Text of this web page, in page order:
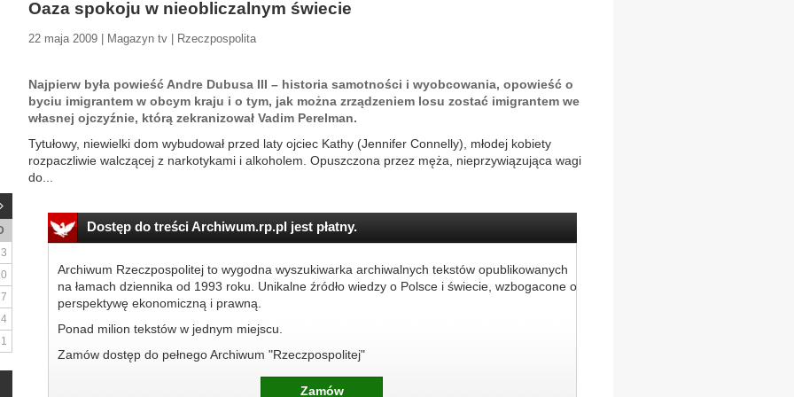
Oaza spokoju w nieobliczalnym świecie
22 maja 2009 | Magazyn tv | Rzeczpospolita
Najpierw była powieść Andre Dubusa III – historia samotności i wyobcowania, opowieść o
byciu imigrantem w obcym kraju i o tym, jak można zrządzeniem losu zostać imigrantem we
własnej ojczyźnie, którą zekranizował Vadim Perelman.
Tytułowy, niewielki dom wybudował przed laty ojciec Kathy (Jennifer Connelly), młodej kobiety
rozpaczliwie walczącej z narkotykami i alkoholem. Opuszczona przez męża, nieprzywiązująca wagi
do...
Dostęp do treści Archiwum.rp.pl jest płatny.
Archiwum Rzeczpospolitej to wygodna wyszukiwarka archiwalnych tekstów opublikowanych
na łamach dziennika od 1993 roku. Unikalne źródło wiedzy o Polsce i świecie, wzbogacone o
perspektywę ekonomiczną i prawną.
Ponad milion tekstów w jednym miejscu.
Zamów dostęp do pełnego Archiwum "Rzeczpospolitej"
Zamów
3